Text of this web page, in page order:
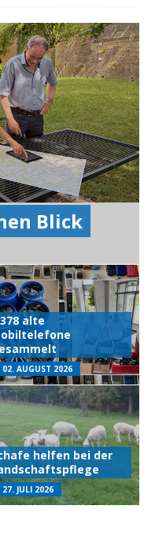
Blick
alte
02. AUGUST 2026
helfen bei der
27. JULI 2026